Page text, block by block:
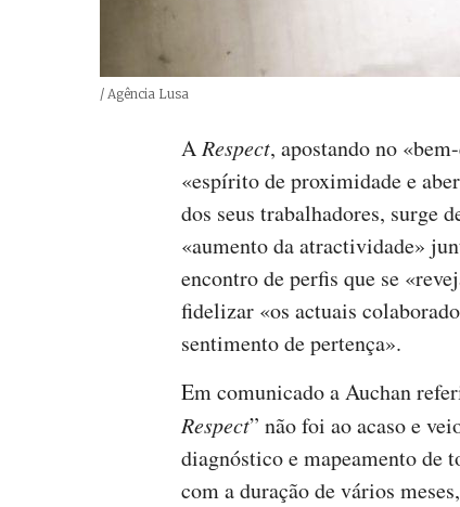
Créditos
/ Agência Lusa
ARespect, apostando no
«espírito de proximidade e
dos seus trabalhadores, surge
«aumento da atractividade»
encontro de perfis que se
fidelizar «os actuais
sentimento de pertença».
Em comunicado a Auchan
Respect” não foi ao acaso e
diagnóstico e mapeamento de
com a duração de vários